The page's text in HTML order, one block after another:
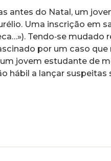
antes do Natal, um
Uma inscrição em
Tendo‑se mudado
por um caso
jovem estudante de
hábil a lançar